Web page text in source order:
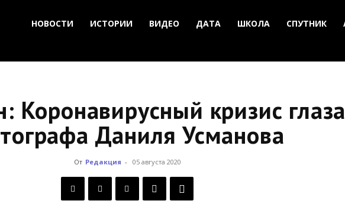
НОВОСТИ ИСТОРИИ ВИДЕО ДАТА ШКОЛА СПУТНИК
Коронавирусный кризис
Даниля Усманова
От Редакция - 05 августа 2020